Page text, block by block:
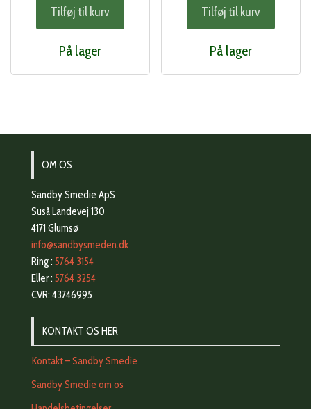
Tilføj til kurv
På lager
Tilføj til kurv
På lager
OM OS
Sandby Smedie ApS
Suså Landevej 130
4171 Glumsø
info@sandbysmeden.dk
Ring : 5764 3154
Eller : 5764 3254
CVR: 43746995
KONTAKT OS HER
Kontakt – Sandby Smedie
Sandby Smedie om os